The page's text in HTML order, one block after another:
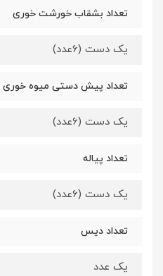
تعداد بشقاب خورشت خوری
یک دست (6عدد)
تعداد پیش دستی میوه خوری
یک دست (6عدد)
تعداد پیاله
یک دست (6عدد)
تعداد دیس
یک عدد